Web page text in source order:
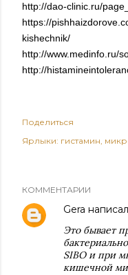
http://dao-clinic.ru/
https://
kishechnik/
http://www.medinfo.ru/
http://
Поделиться
Ярлыки: гистамин
КОММЕНТАРИИ
Gera
Это бывает
SIBO и при
кишечной